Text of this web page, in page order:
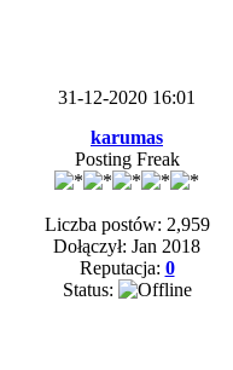
31-12-2020 16:01
karumas
Posting Freak
Liczba postów: 2,959
Dołączył: Jan 2018
Reputacja: 0
Status: